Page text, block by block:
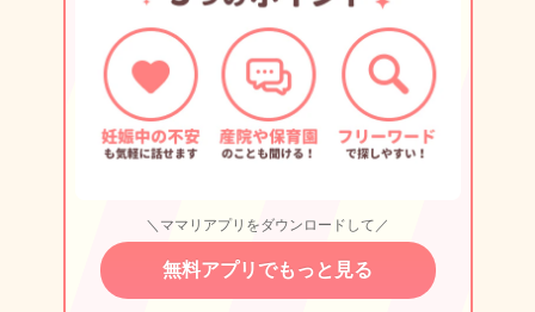
＼ママリアプリをダウンロードして／
無料アプリでもっと見る